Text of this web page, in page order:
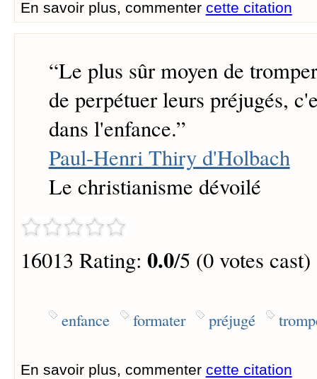
En savoir plus, commenter cette citation
“Le plus sûr moyen de
de perpétuer leurs préjugés,
dans l'enfance.”
Paul-Henri Thiry d'Holbach
Le christianisme dévoilé
16013 Rating: 0.0/5 (0 votes cast)
enfance formater préjugé
En savoir plus, commenter cette citation